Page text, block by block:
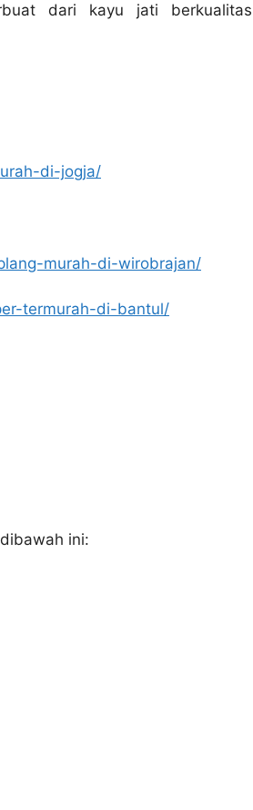
dari kayu jati berkualitas
di-jogja/
murah-di-wirobrajan/
termurah-di-bantul/
ini: